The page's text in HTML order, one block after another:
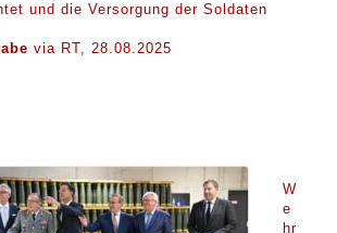
und die Versorgung der Soldaten
via RT, 28.08.2025
W
e
hr